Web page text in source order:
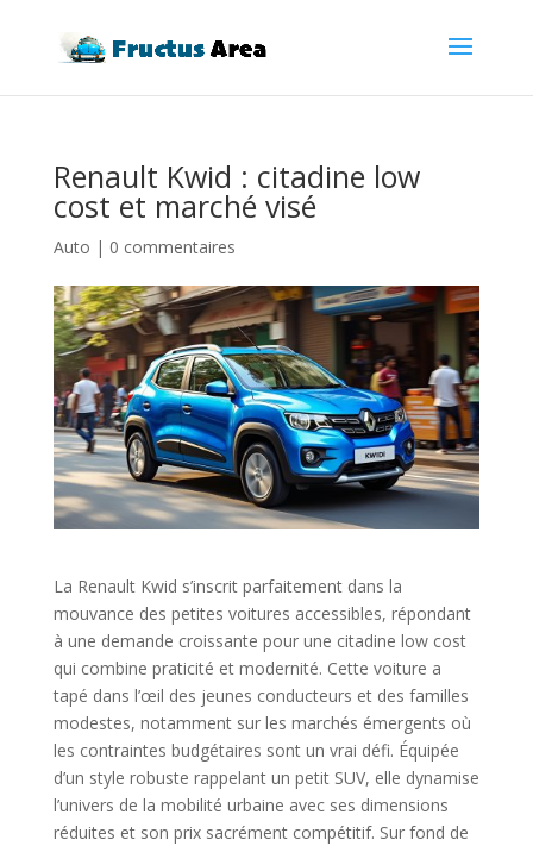
Renault Kwid : citadine low
cost et marché visé
Auto | 0 commentaires
La Renault Kwid s’inscrit parfaitement dans la
mouvance des petites voitures accessibles, répondant
à une demande croissante pour une citadine low cost
qui combine praticité et modernité. Cette voiture a
tapé dans l’œil des jeunes conducteurs et des familles
modestes, notamment sur les marchés émergents où
les contraintes budgétaires sont un vrai défi. Équipée
d’un style robuste rappelant un petit SUV, elle dynamise
l’univers de la mobilité urbaine avec ses dimensions
réduites et son prix sacrément compétitif. Sur fond de